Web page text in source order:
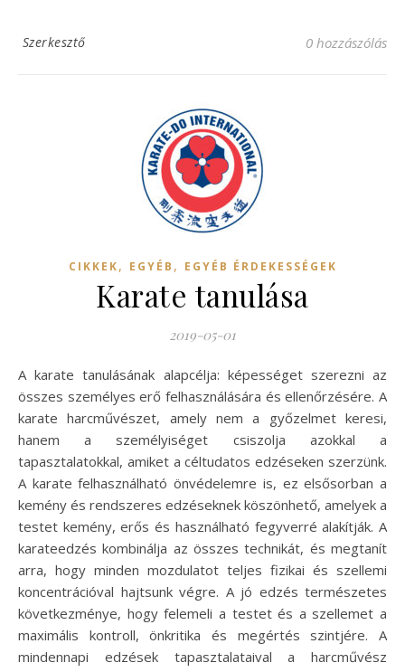
Szerkesztő 0 hozzászólás
CIKKEK, EGYÉB , EGYÉB ÉRDEKESSÉGEK
Karate tanulása
2019-05-01
A karate tanulásának alapcélja: képességet szerezni az
összes személyes erő felhasználására és ellenőrzésére. A
karate harcművészet, amely nem a győzelmet keresi,
hanem a személyiséget csiszolja azokkal a
tapasztalatokkal, amiket a céltudatos edzéseken szerzünk.
A karate felhasználható önvédelemre is, ez elsősorban a
kemény és rendszeres edzéseknek köszönhető, amelyek a
testet kemény, erős és használható fegyverré alakítják. A
karateedzés kombinálja az összes technikát, és megtanít
arra, hogy minden mozdulatot teljes fizikai és szellemi
koncentrációval hajtsunk végre. A jó edzés természetes
következménye, hogy felemeli a testet és a szellemet a
maximális kontroll, önkritika és megértés szintjére. A
mindennapi edzések tapasztalataival a harcművész